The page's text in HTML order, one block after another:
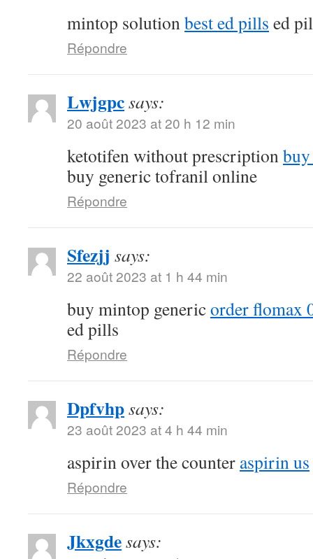
mintop solutionbest ed pills ed
Répondre
Lwjgpcsays:
20 août 2023 at 20 h 12 min
ketotifen without prescription
buy generic tofranil online
Répondre
Sfezjj says:
22 août 2023 at 1 h 44 min
buy mintop genericorder flomax
ed pills
Répondre
Dpfvhpsays:
23 août 2023 at 4 h 44 min
aspirin over the counter aspirin us
Répondre
Jkxgdesays: